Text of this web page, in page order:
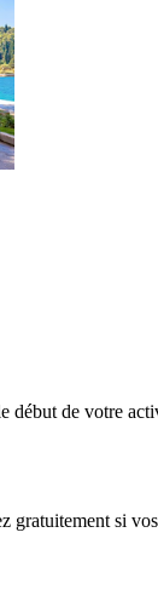
début de votre
gratuitement si